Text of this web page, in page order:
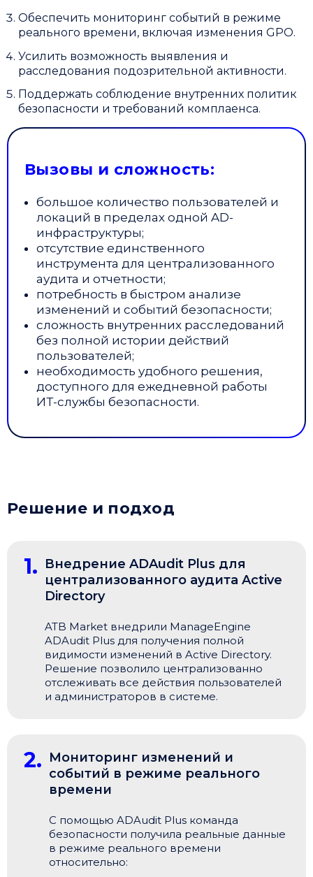
Обеспечить мониторинг событий в режиме
реального времени, включая изменения GPO.
Усилить возможность выявления и
расследования подозрительной активности.
Поддержать соблюдение внутренних политик
безопасности и требований комплаенса.
Вызовы и сложность:
большое количество пользователей и
локаций в пределах одной AD-
инфраструктуры;
отсутствие единственного
инструмента для централизованного
аудита и отчетности;
потребность в быстром анализе
изменений и событий безопасности;
сложность внутренних расследований
без полной истории действий
пользователей;
необходимость удобного решения,
доступного для ежедневной работы
ИТ-службы безопасности.
Решение и подход
1. Внедрение ADAudit Plus для
централизованного аудита Active
Directory
ATB Market внедрили ManageEngine
ADAudit Plus для получения полной
видимости изменений в Active Directory.
Решение позволило централизованно
отслеживать все действия пользователей
и администраторов в системе.
2. Мониторинг изменений и
событий в режиме реального
времени
С помощью ADAudit Plus команда
безопасности получила реальные данные
в режиме реального времени
относительно: